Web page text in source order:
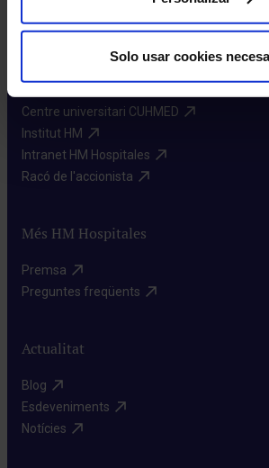
Solo usar cookies
Centre universitari CUHMED​
Institut HM​
Intranet HM Hospitales​
Racó de l'accionista​
Més HM Hospitales
Premsa​
Preguntes freqüents​
Actualitat
Blog​
Esdeveniments​
Notícies​